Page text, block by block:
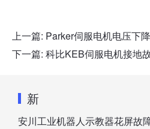
上一篇: Parker伺服电机电压下
下一篇: 科比KEB伺服电机接地
新
安川工业机器人示教器花屏故